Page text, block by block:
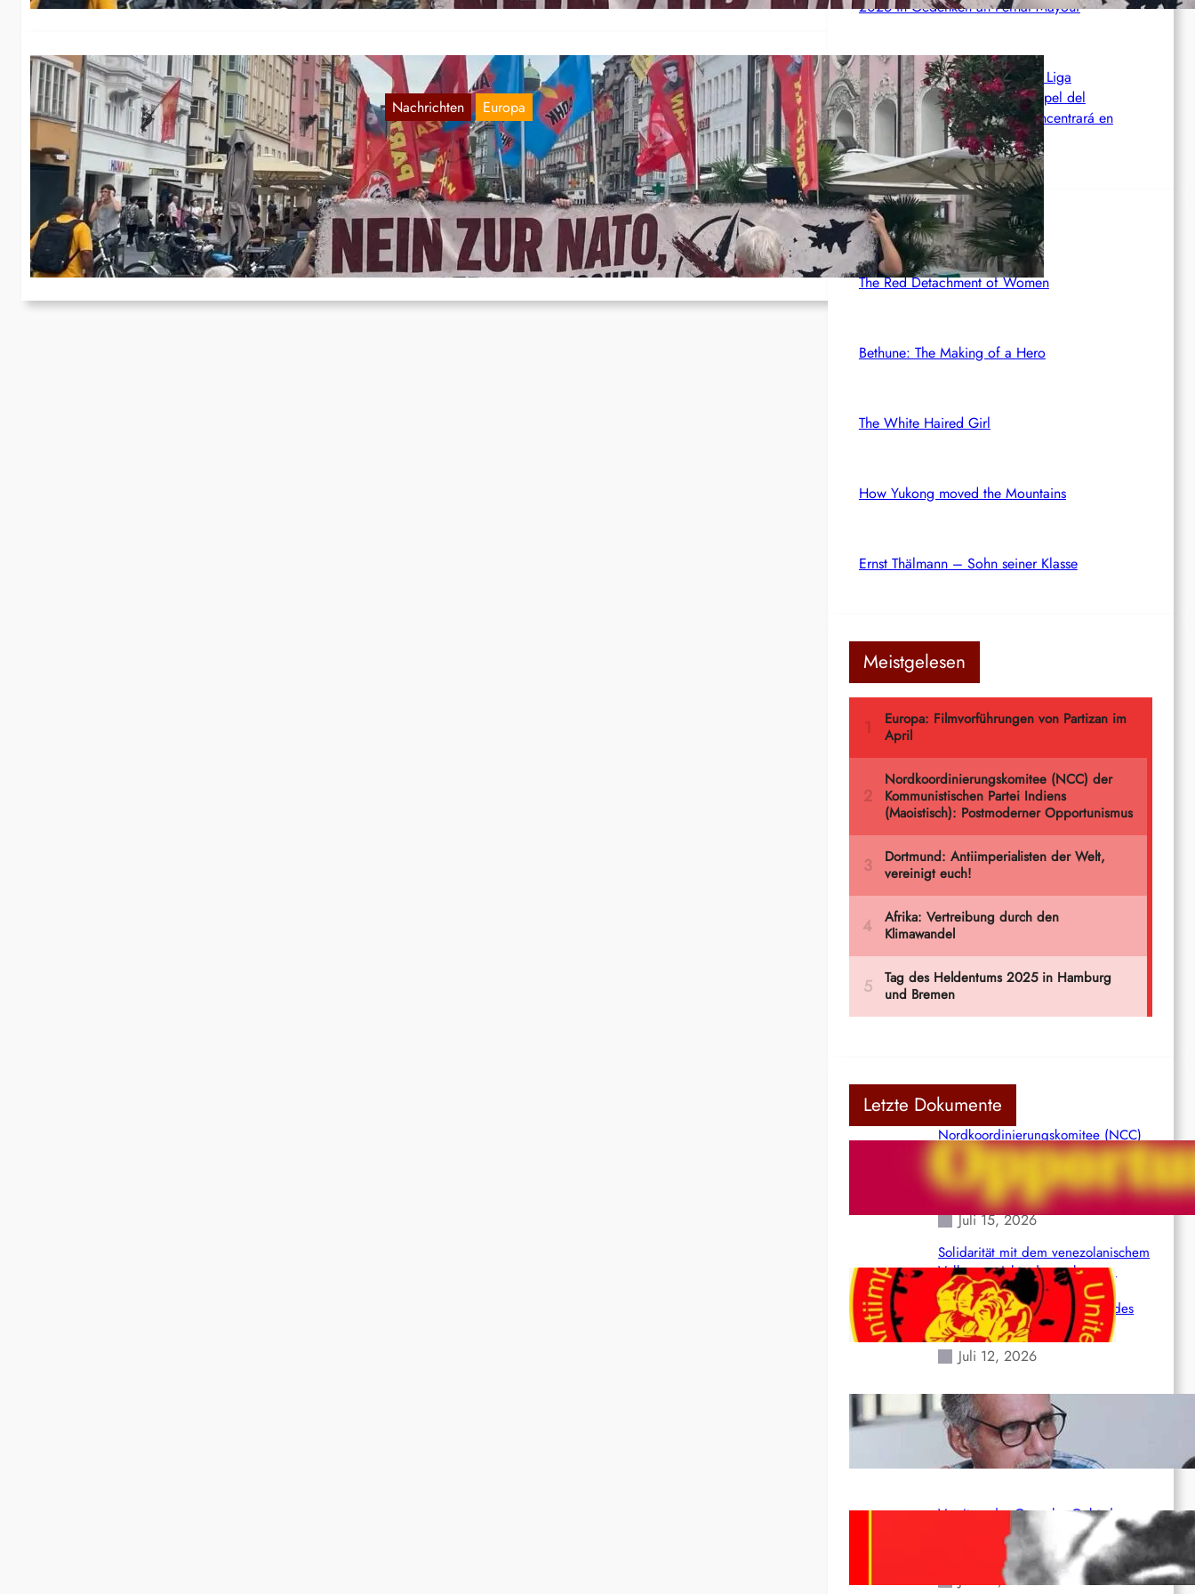
Nachrichten Europa
Proteste gegen den NATO-Gipfel
Juli 3, 2026
Am Montag, dem 29. Junikam es zu umfangreichen Protesten in Istanbul.
Während eines Vorbereitungstreffen für den NATO-Gipfel am 7. und…
2026 in Gedenken an Ferhat Mayouf
SERVIR AL PUEBLO ESPANA: Liga
Antiimperialista denuncia el papel del
imperialismo en Ceuta y se concentrará en
València (06.08)
Rotdenker
The Red Detachment of Women
Bethune: The Making of a Hero
The White Haired Girl
How Yukong moved the Mountains
Ernst Thälmann – Sohn seiner Klasse
Meistgelesen
Letzte Dokumente
Nordkoordinierungskomitee (NCC)
der Kommunistischen Partei Indiens
(Maoistisch): Postmoderner
Opportunismus
Juli 15, 2026
Solidarität mit dem venezolanischem
Volk angesichts der verlorenen
Leben und der katastrophalen
Situation durch die Erdbeben des
24. Juni!
Juli 12, 2026
Indien: „Die Politik der Kapitulation“
von K. Murali (Ajith)
Juli 1, 2026
Vorsitzender Gonzalo: Gebt das
Leben für die Partei und die
Revolution!
Juni 19, 2026